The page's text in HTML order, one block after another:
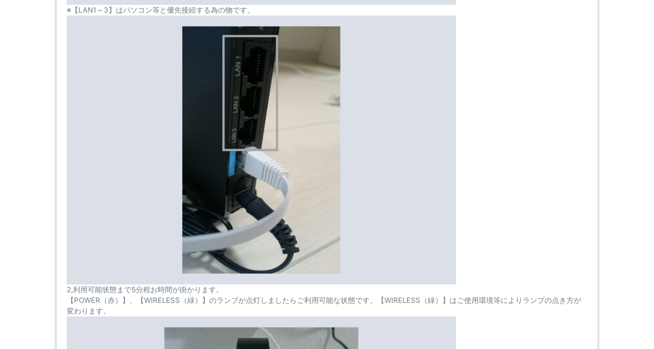
※【LAN1～3】はパソコン等と優先接続する為の物です。
2,利用可能状態まで5分程お時間が掛かります。
【POWER（赤）】、【WIRELESS（緑）】のランプが点灯しましたらご利用可能な状態です。【WIRELESS（緑）】はご使用環境等によりランプの点き方が
変わります。